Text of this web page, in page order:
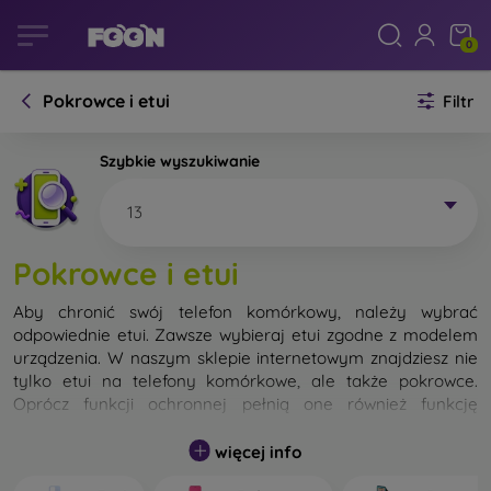
0
Pokrowce i etui Filtr
Szybkie wyszukiwanie
13
Pokrowce i etui
Aby chronić swój telefon komórkowy, należy wybrać
odpowiednie etui. Zawsze wybieraj etui zgodne z modelem
urządzenia. W naszym sklepie internetowym znajdziesz nie
tylko etui na telefony komórkowe, ale także pokrowce.
Oprócz funkcji ochronnej pełnią one również funkcję
Pokrowiec na telefon komórkowy możemy również nazwać
więcej info